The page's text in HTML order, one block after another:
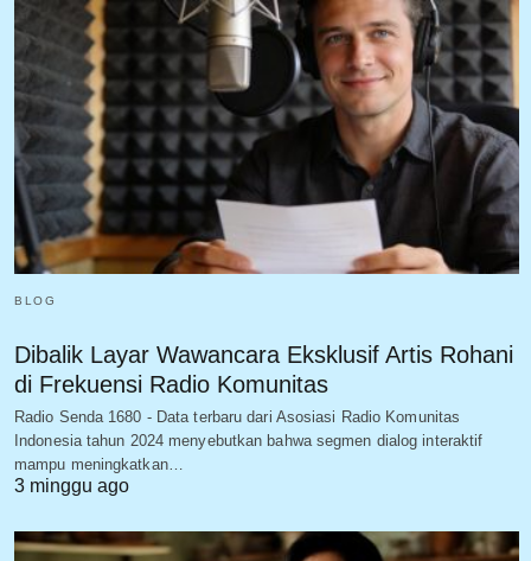
BLOG
Dibalik Layar Wawancara Eksklusif Artis Rohani
di Frekuensi Radio Komunitas
Radio Senda 1680 - Data terbaru dari Asosiasi Radio Komunitas
Indonesia tahun 2024 menyebutkan bahwa segmen dialog interaktif
mampu meningkatkan…
3 minggu ago